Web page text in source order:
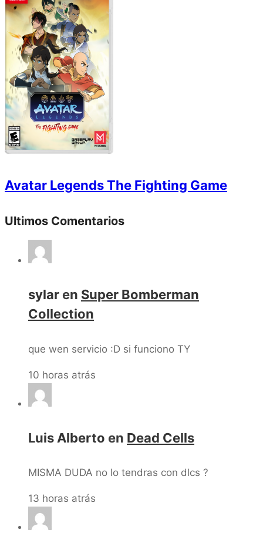
Avatar Legends The Fighting Game
Ultimos Comentarios
sylar en Super Bomberman
Collection
que wen servicio :D si funciono TY
10 horas atrás
Luis Alberto en Dead Cells
MISMA DUDA no lo tendras con dlcs ?
13 horas atrás